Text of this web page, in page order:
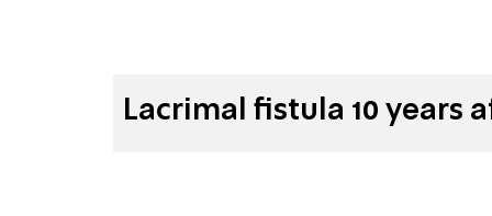
Lacrimal fistula 10 years